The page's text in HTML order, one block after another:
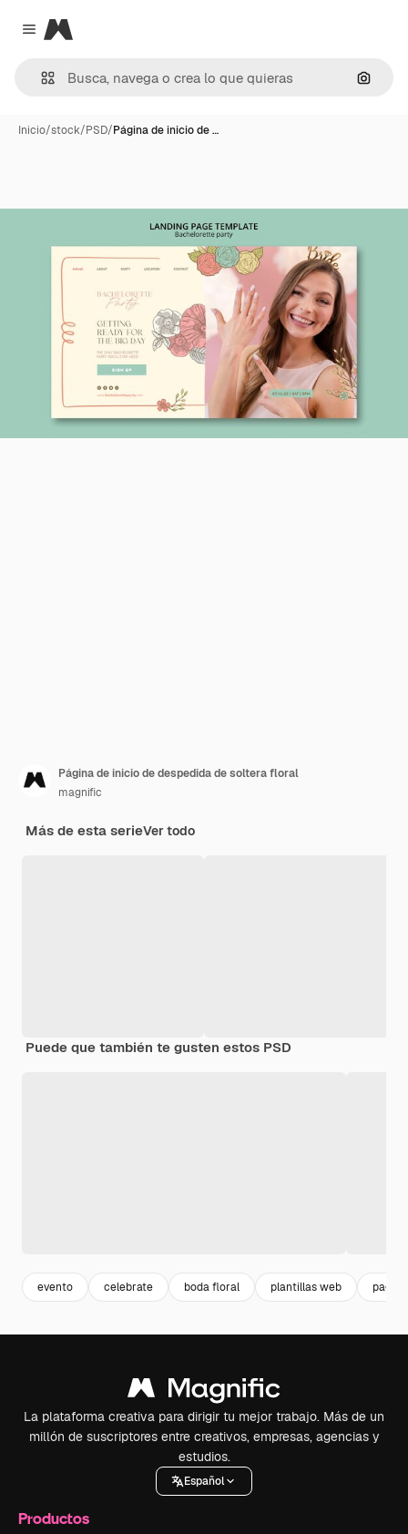
Close menu
Magnific
Inicio/stock/PSD/Página de inicio de …
Página de inicio de despedida de soltera floral
magnific
Más de esta serieVer todo
Puede que también te gusten estos PSD
evento celebrate boda floral plantillas web
La plataforma creativa para dirigir tu mejor trabajo. Más de un
millón de suscriptores entre creativos, empresas, agencias y
estudios.
Español
Productos